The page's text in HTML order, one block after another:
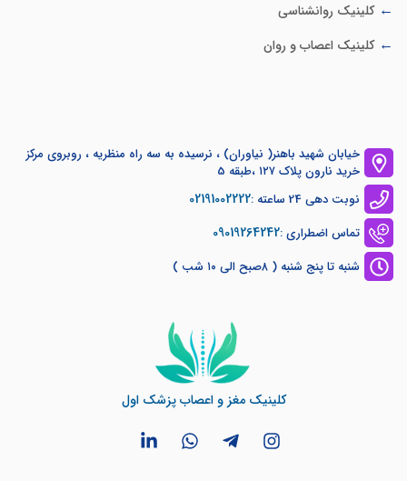
کلینیک روانشناسی
کلینیک اعصاب و روان
خیابان شهید باهنر( نیاوران) ، نرسیده به سه راه منظریه ، روبروی مرکز
خرید نارون پلاک ۱۲۷ ،طبقه 5
نوبت دهی 24 ساعته :
02191002222
تماس اضطراری :09019264242
شنبه تا پنج شنبه ( ۸صبح الی ۱۰ شب )
کلینیک مغز و اعصاب پزشک اول